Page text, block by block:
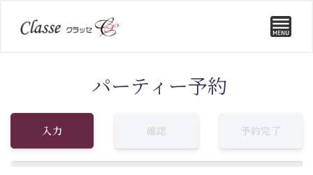
パーティー予約
入力 確認 予約完了